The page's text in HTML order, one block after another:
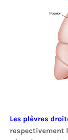
Les plèvres
respectivement